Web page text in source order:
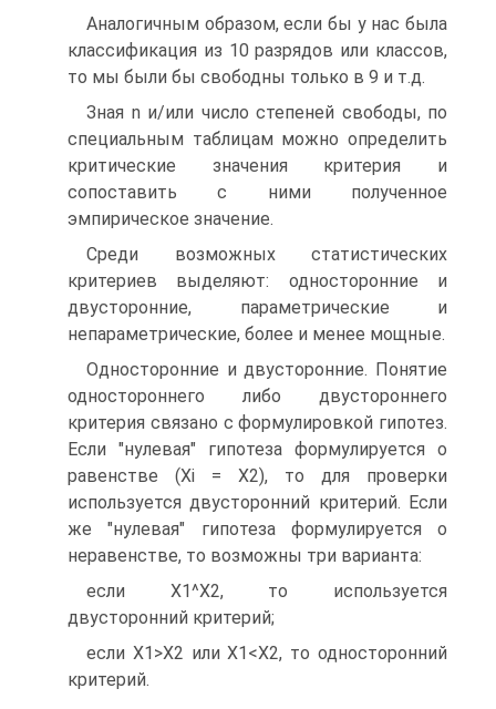
Аналогичным образом, если бы у нас была
классификация из 10 разрядов или классов,
то мы были бы свободны только в 9 и т.д.
Зная n и/или число степеней свободы, по
специальным таблицам можно определить
критические значения критерия и
сопоставить с ними полученное
эмпирическое значение.
Среди возможных статистических
критериев выделяют: односторонние и
двусторонние, параметрические и
непараметрические, более и менее мощные.
Односторонние и двусторонние. Понятие
одностороннего либо двустороннего
критерия связано с формулировкой гипотез.
Если "нулевая" гипотеза формулируется о
равенстве (Хі = Х2), то для проверки
используется двусторонний критерий. Если
же "нулевая" гипотеза формулируется о
неравенстве, то возможны три варианта:
если Х1^Х2, то используется
двусторонний критерий;
если Х1>Х2 или Х1<Х2, то односторонний
критерий.